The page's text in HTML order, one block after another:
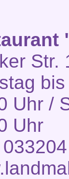
Str.
Uhr /
Uhr